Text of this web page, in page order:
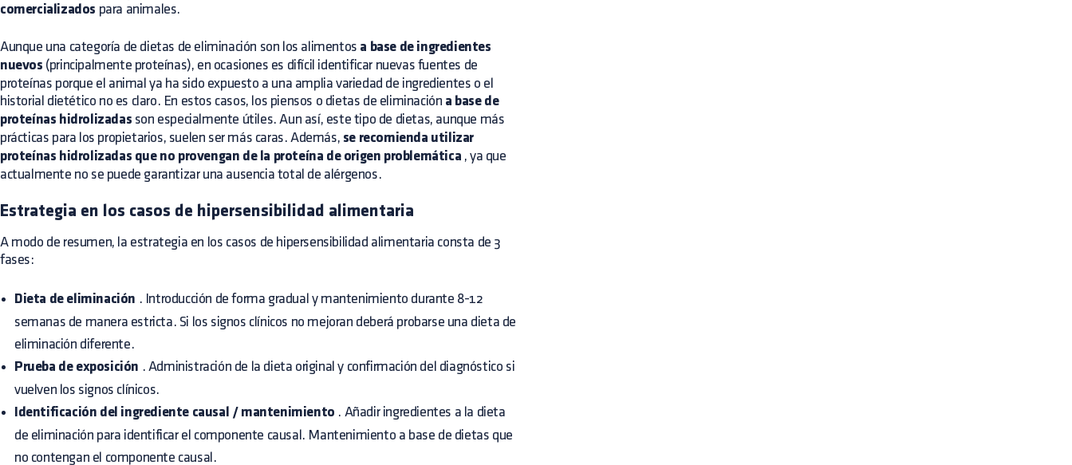
comercializados para animales.
Aunque una categoría de dietas de eliminación son los alimentos a base de ingredientes
nuevos (principalmente proteínas), en ocasiones es difícil identificar nuevas fuentes de
proteínas porque el animal ya ha sido expuesto a una amplia variedad de ingredientes o el
historial dietético no es claro. En estos casos, los piensos o dietas de eliminación a base de
proteínas hidrolizadas son especialmente útiles. Aun así, este tipo de dietas, aunque más
prácticas para los propietarios, suelen ser más caras. Además, se recomienda utilizar
proteínas hidrolizadas que no provengan de la proteína de origen problemática , ya que
actualmente no se puede garantizar una ausencia total de alérgenos.
Estrategia en los casos de hipersensibilidad alimentaria
A modo de resumen, la estrategia en los casos de hipersensibilidad alimentaria consta de 3
fases:
Dieta de eliminación . Introducción de forma gradual y mantenimiento durante 8-12
semanas de manera estricta. Si los signos clínicos no mejoran deberá probarse una dieta de
eliminación diferente.
Prueba de exposición . Administración de la dieta original y confirmación del diagnóstico si
vuelven los signos clínicos.
Identificación del ingrediente causal / mantenimiento . Añadir ingredientes a la dieta
de eliminación para identificar el componente causal. Mantenimiento a base de dietas que
no contengan el componente causal.